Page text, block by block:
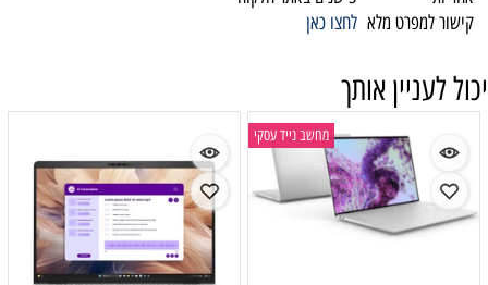
קישור למפרט מלא לחצו כאן
יכול לעניין אותך
מחשב נייד עסקי